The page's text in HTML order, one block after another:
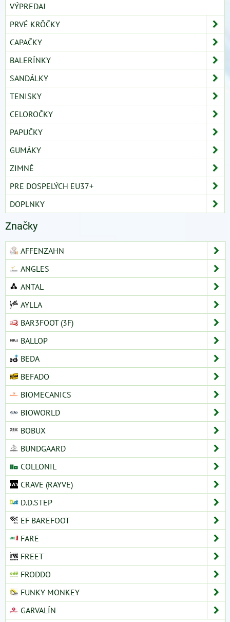
VÝPREDAJ
PRVÉ KRÔČKY
CAPAČKY
BALERÍNKY
SANDÁLKY
TENISKY
CELOROČKY
PAPUČKY
GUMÁKY
ZIMNÉ
PRE DOSPELÝCH EU37+
DOPLNKY
Značky
AFFENZAHN
ANGLES
ANTAL
AYLLA
BAR3FOOT (3F)
BALLOP
BEDA
BEFADO
BIOMECANICS
BIOWORLD
BOBUX
BUNDGAARD
COLLONIL
CRAVE (RAYVE)
D.D.STEP
EF BAREFOOT
FARE
FREET
FRODDO
FUNKY MONKEY
GARVALÍN